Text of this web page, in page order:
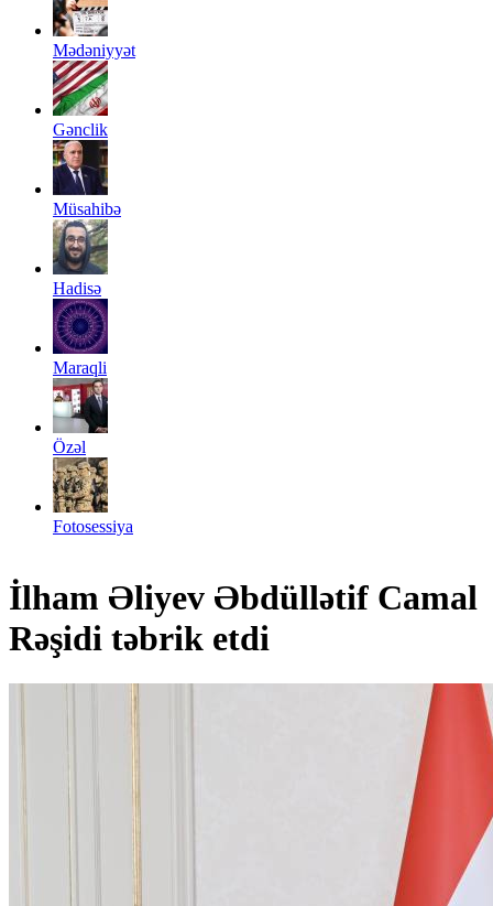
Mədəniyyət
Gənclik
Müsahibə
Hadisə
Maraqli
Özəl
Fotosessiya
İlham Əliyev Əbdüllətif Camal
Rəşidi təbrik etdi